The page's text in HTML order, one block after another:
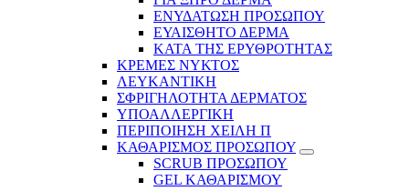
ΕΝΥΔΑΤΩΣΗ ΠΡΟΣΩΠΟΥ
ΕΥΑΙΣΘΗΤΟ ΔΕΡΜΑ
ΚΑΤΑ ΤΗΣ ΕΡΥΘΡΟΤΗΤΑΣ
ΚΡΕΜΕΣ ΝΥΚΤΟΣ
ΛΕΥΚΑΝΤΙΚΗ
ΣΦΡΙΓΗΛΟΤΗΤΑ ΔΕΡΜΑΤΟΣ
ΥΠΟΑΛΛΕΡΓΙΚΗ
ΠΕΡΙΠΟΙΗΣΗ ΧΕΙΛΗ Π
ΚΑΘΑΡΙΣΜΟΣ ΠΡΟΣΩΠΟΥ
SCRUB ΠΡΟΣΩΠΟΥ
GEL ΚΑΘΑΡΙΣΜΟΥ